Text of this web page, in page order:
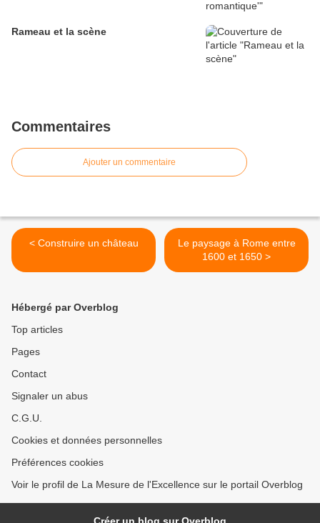
Rameau et la scène
Commentaires
Ajouter un commentaire
< Construire un château
Le paysage à Rome entre
1600 et 1650 >
Hébergé par Overblog
Top articles
Pages
Contact
Signaler un abus
C.G.U.
Cookies et données personnelles
Préférences cookies
Voir le profil de La Mesure de l'Excellence sur le portail Overblog